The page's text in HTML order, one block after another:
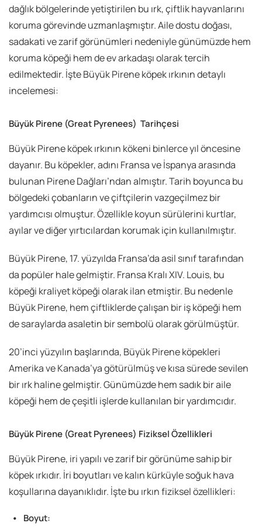
dağlık bölgelerinde yetiştirilen bu ırk, çiftlik hayvanlarını
koruma görevinde uzmanlaşmıştır. Aile dostu doğası,
sadakati ve zarif görünümleri nedeniyle günümüzde hem
koruma köpeği hem de ev arkadaşı olarak tercih
edilmektedir. İşte Büyük Pirene köpek ırkının detaylı
incelemesi:
Büyük Pirene (Great Pyrenees) Tarihçesi
Büyük Pirene köpek ırkının kökeni binlerce yıl öncesine
dayanır. Bu köpekler, adını Fransa ve İspanya arasında
bulunan Pirene Dağları’ndan almıştır. Tarih boyunca bu
bölgedeki çobanların ve çiftçilerin vazgeçilmez bir
yardımcısı olmuştur. Özellikle koyun sürülerini kurtlar,
ayılar ve diğer yırtıcılardan korumak için kullanılmıştır.
Büyük Pirene, 17. yüzyılda Fransa’da asil sınıf tarafından
da popüler hale gelmiştir. Fransa Kralı XIV. Louis, bu
köpeği kraliyet köpeği olarak ilan etmiştir. Bu nedenle
Büyük Pirene, hem çiftliklerde çalışan bir iş köpeği hem
de saraylarda asaletin bir sembolü olarak görülmüştür.
20’inci yüzyılın başlarında, Büyük Pirene köpekleri
Amerika ve Kanada’ya götürülmüş ve kısa sürede sevilen
bir ırk haline gelmiştir. Günümüzde hem sadık bir aile
köpeği hem de çeşitli işlerde kullanılan bir yardımcıdır.
Büyük Pirene (Great Pyrenees) Fiziksel Özellikleri
Büyük Pirene, iri yapılı ve zarif bir görünüme sahip bir
köpek ırkıdır. İri boyutları ve kalın kürküyle soğuk hava
koşullarına dayanıklıdır. İşte bu ırkın fiziksel özellikleri:
Boyut: